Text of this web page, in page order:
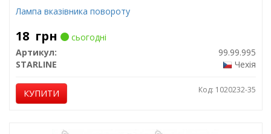
Лампа вказівника повороту
18 грн
сьогодні
Артикул:
99.99.995
STARLINE
Чехія
КУПИТИ Код: 1020232-35